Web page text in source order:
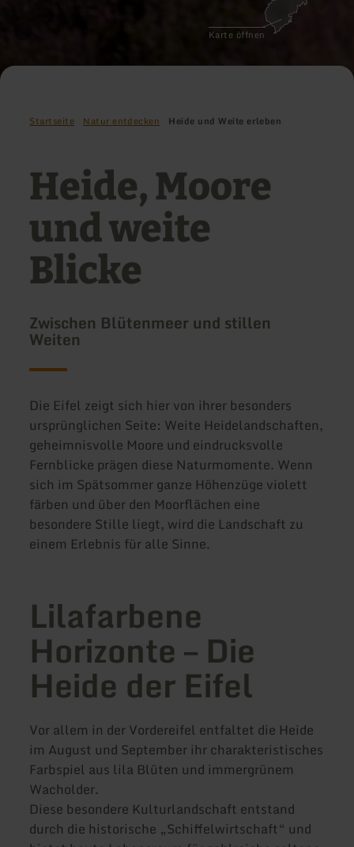
Karte öffnen
Startseite Natur entdecken Heide und Weite erleben
Heide, Moore
und weite
Blicke
Zwischen Blütenmeer und stillen
Weiten
Die Eifel zeigt sich hier von ihrer besonders
ursprünglichen Seite: Weite Heidelandschaften,
geheimnisvolle Moore und eindrucksvolle
Fernblicke prägen diese Naturmomente. Wenn
sich im Spätsommer ganze Höhenzüge violett
färben und über den Moorflächen eine
besondere Stille liegt, wird die Landschaft zu
einem Erlebnis für alle Sinne.
Lilafarbene
Horizonte – Die
Heide der Eifel
Vor allem in der Vordereifel entfaltet die Heide
im August und September ihr charakteristisches
Farbspiel aus lila Blüten und immergrünem
Wacholder.
Diese besondere Kulturlandschaft entstand
durch die historische „Schiffelwirtschaft“ und